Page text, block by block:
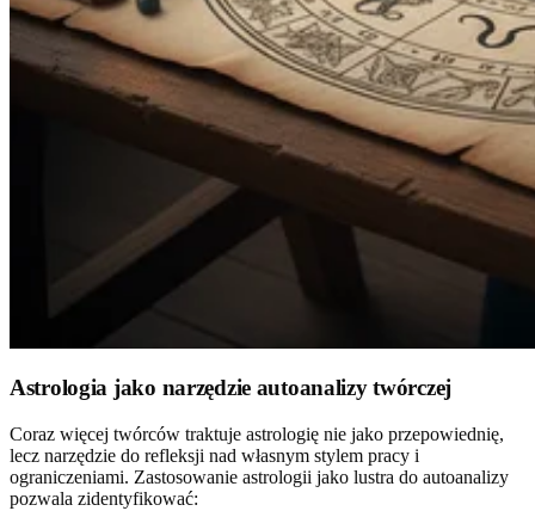
Astrologia jako narzędzie autoanalizy twórczej
Coraz więcej twórców traktuje astrologię nie jako przepowiednię,
lecz narzędzie do refleksji nad własnym stylem pracy i
ograniczeniami. Zastosowanie astrologii jako lustra do autoanalizy
pozwala zidentyfikować: